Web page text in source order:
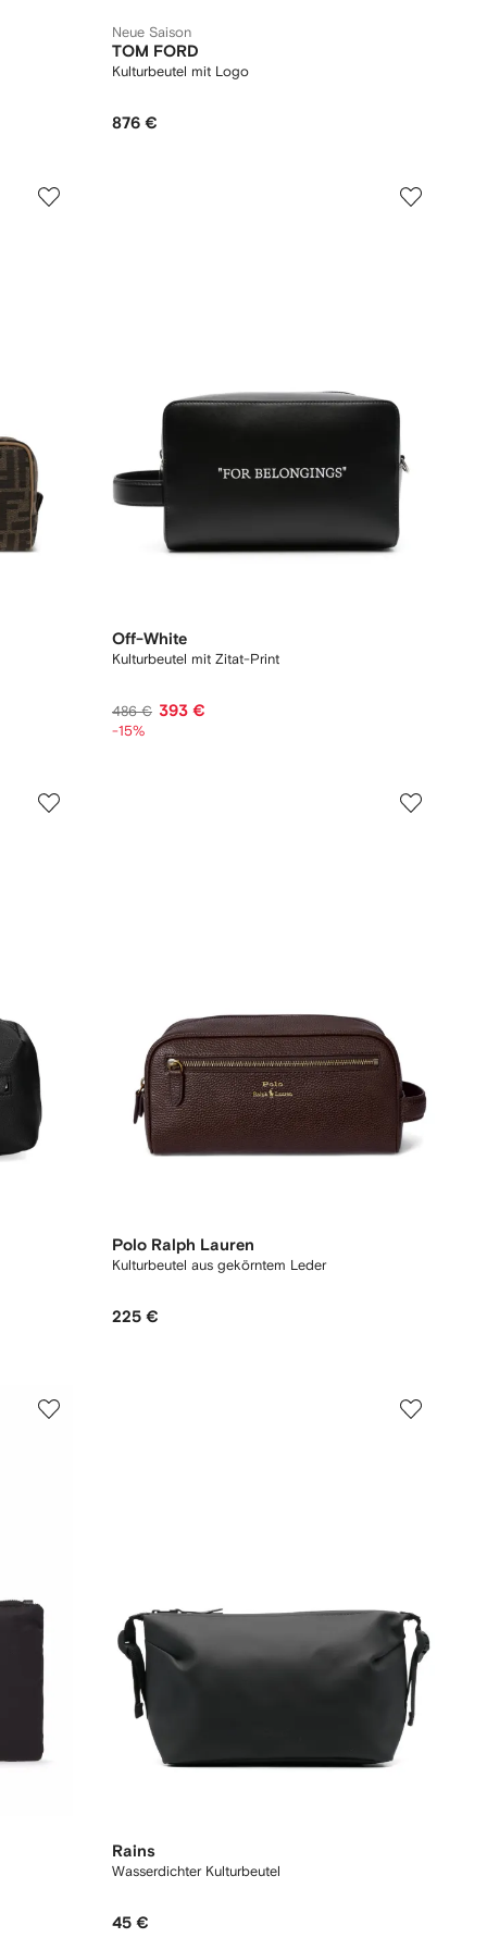
Neue Saison
TOM FORD
Kulturbeutel mit Logo
876 €
Off-White
Kulturbeutel mit Zitat-Print
486 € 393 €
-15%
Polo Ralph Lauren
Kulturbeutel aus gekörntem Leder
225 €
Rains
Wasserdichter Kulturbeutel
45 €